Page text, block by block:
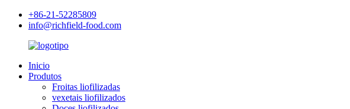
+86-21-52285809
info@richfield-food.com
Inicio
Produtos
Froitas liofilizadas
vexetais liofilizados